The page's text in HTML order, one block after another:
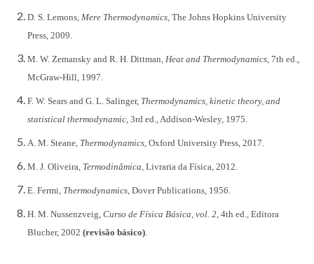
D. S. Lemons, Mere Thermodynamics, The Johns Hopkins University
Press, 2009.
M. W. Zemansky and R. H. Dittman, Heat and Thermodynamics, 7th ed.,
McGraw-Hill, 1997.
F. W. Sears and G. L. Salinger, Thermodynamics, kinetic theory, and
statistical thermodynamic, 3rd ed., Addison-Wesley, 1975.
A. M. Steane, Thermodynamics, Oxford University Press, 2017.
M. J. Oliveira, Termodinâmica, Livraria da Física, 2012.
E. Fermi, Thermodynamics, Dover Publications, 1956.
H. M. Nussenzveig, Curso de Física Básica, vol. 2, 4th ed., Editora
Blucher, 2002 (revisão básico).